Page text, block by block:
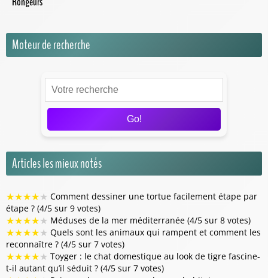
Moteur de recherche
Go!
Articles les mieux notés
★★★★★ Comment dessiner une tortue facilement étape par
étape ? (4/5 sur 9 votes)
★★★★★ Méduses de la mer méditerranée (4/5 sur 8 votes)
★★★★★ Quels sont les animaux qui rampent et comment les
reconnaître ? (4/5 sur 7 votes)
★★★★★ Toyger : le chat domestique au look de tigre fascine-
t-il autant qu’il séduit ? (4/5 sur 7 votes)